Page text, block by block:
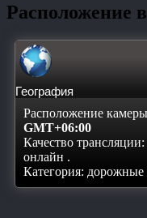
Расположение
География
Расположение
GMT+06:00
Качество
онлайн .
Категория: дорожные